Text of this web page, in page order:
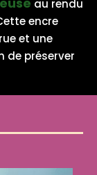
au rendu
encre
et une
de préserver